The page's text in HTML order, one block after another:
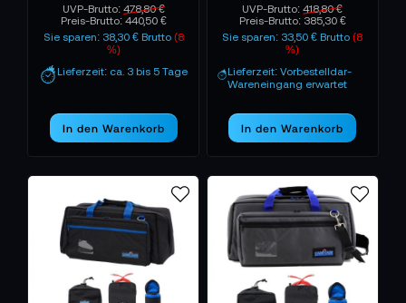
UVP-Brutto: 478,80 €
Preis-Brutto: 440,50 €
Sie sparen: 38,30 € Brutto (8
%)
Lieferzeit: ca. 3 bis 5 Tage
In den Warenkorb
UVP-Brutto:418,80 €
Preis-Brutto: 385,30 €
Sie sparen: 33,50 € Brutto(8
%)
Lieferzeit: Vorbestelldar-
Wareneingang erwartet
In den Warenkorb